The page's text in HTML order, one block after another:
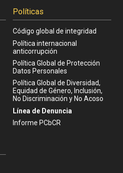
Políticas
Código global de integridad
Política internacional
anticorrupción
Política Global de Protección
Datos Personales
Política Global de Diversidad,
Equidad de Género, Inclusión,
No Discriminación y No Acoso
Línea de Denuncia
Informe PCbCR